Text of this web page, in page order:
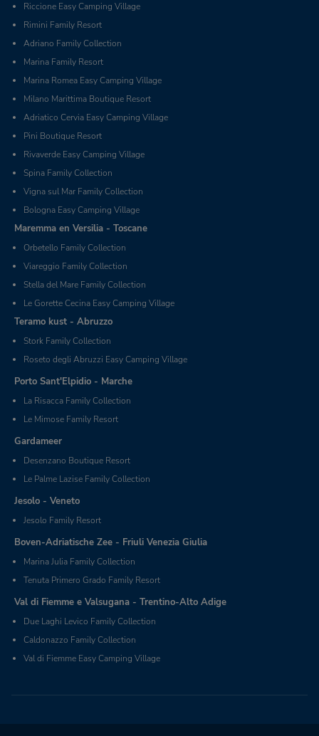
Riccione Easy Camping Village
Rimini Family Resort
Adriano Family Collection
Marina Family Resort
Marina Romea Easy Camping Village
Milano Marittima Boutique Resort
Adriatico Cervia Easy Camping Village
Pini Boutique Resort
Rivaverde Easy Camping Village
Spina Family Collection
Vigna sul Mar Family Collection
Bologna Easy Camping Village
Maremma en Versilia - Toscane
Orbetello Family Collection
Viareggio Family Collection
Stella del Mare Family Collection
Le Gorette Cecina Easy Camping Village
Teramo kust - Abruzzo
Stork Family Collection
Roseto degli Abruzzi Easy Camping Village
Porto Sant'Elpidio - Marche
La Risacca Family Collection
Le Mimose Family Resort
Gardameer
Desenzano Boutique Resort
Le Palme Lazise Family Collection
Jesolo - Veneto
Jesolo Family Resort
Boven-Adriatische Zee - Friuli Venezia Giulia
Marina Julia Family Collection
Tenuta Primero Grado Family Resort
Val di Fiemme e Valsugana - Trentino-Alto Adige
Due Laghi Levico Family Collection
Caldonazzo Family Collection
Val di Fiemme Easy Camping Village